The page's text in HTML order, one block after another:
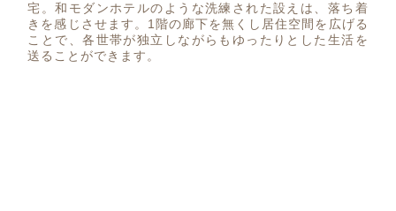
宅。和モダンホテルのような洗練された設えは、落ち着
きを感じさせます。1階の廊下を無くし居住空間を広げる
ことで、各世帯が独立しながらもゆったりとした生活を
送ることができます。